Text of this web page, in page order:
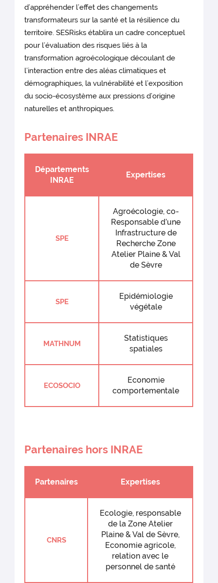
d’appréhender l’effet des changements
transformateurs sur la santé et la résilience du
territoire. SESRisks établira un cadre conceptuel
pour l’évaluation des risques liés à la
transformation agroécologique découlant de
l’interaction entre des aléas climatiques et
démographiques, la vulnérabilité et l’exposition
du socio-écosystème aux pressions d’origine
naturelles et anthropiques.
Partenaires INRAE
Départements
INRAE
Expertises
SPE
Agroécologie, co-
Responsable d’une
Infrastructure de
Recherche Zone
Atelier Plaine & Val
de Sèvre
SPE
Epidémiologie
végétale
MATHNUM
Statistiques
spatiales
ECOSOCIO
Economie
comportementale
Partenaires hors INRAE
Partenaires Expertises
CNRS
Ecologie, responsable
de la Zone Atelier
Plaine & Val de Sèvre,
Economie agricole,
relation avec le
personnel de santé